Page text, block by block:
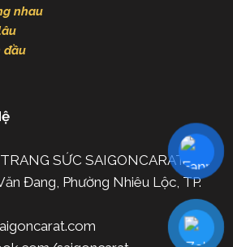
nhau
đầu
SỨC SAIGONCARAT
Đang, Phường Nhiêu Lộc, TP.